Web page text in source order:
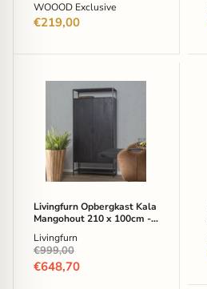
WOOOD Exclusive
€219,00
Livingfurn
Opbergkast
Mangohout
210
100cm
Livingfurn Opbergkast Kala
Mangohout 210 x 100cm -
Livingfurn
Oorspronkelijke
prijs
€999,00
Huidige
€648,70